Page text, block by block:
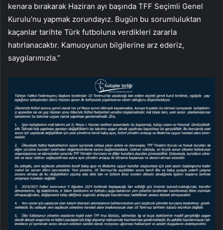
kenara bırakarak Haziran ayı başında TFF Seçimli Genel
Kurulu’nu yapmak zorundayız. Bugün bu sorumluluktan
kaçanlar tarihte Türk futboluna verdikleri zararla
hatırlanacaktır. Kamuoyunun bilgilerine arz ederiz,
saygılarımızla.”